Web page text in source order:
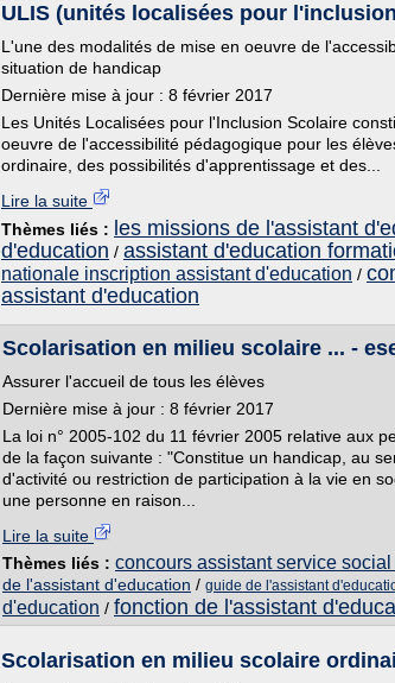
ULIS (unités localisées pour
L'une des modalités de mise en oeuvre de
situation de handicap
Dernière mise à jour : 8 février 2017
Les Unités Localisées pour l'Inclusion Scolaire
oeuvre de l'accessibilité pédagogique pour les
ordinaire, des possibilités d'apprentissage et des...
Lire la suite
Thèmes liés : les missions de l'assistant
d'education / assistant d'education
nationale inscription assistant d'education /
assistant d'education
Scolarisation en milieu scolaire ... -
Assurer l'accueil de tous les élèves
Dernière mise à jour : 8 février 2017
La loi n° 2005-102 du 11 février 2005 relative aux
de la façon suivante : "Constitue un handicap, au
d'activité ou restriction de participation à la vie en
une personne en raison...
Lire la suite
Thèmes liés : concours assistant service
de l'assistant d'education / guide de l'assistant
d'education / fonction de l'assistant
Scolarisation en milieu scolaire